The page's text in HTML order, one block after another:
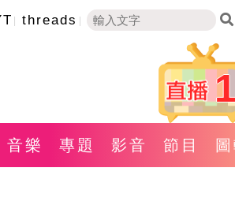
threads
音樂 專題 影音 節目